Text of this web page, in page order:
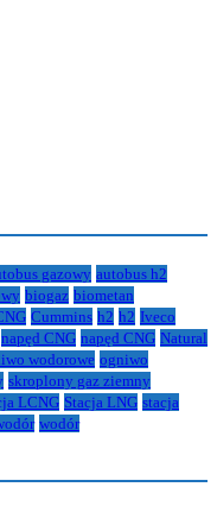
gazowy autobus h2
biogaz biometan
Cummins h2 h2 Iveco
napęd CNG napęd CNG Natural
wodorowe ogniwo
skroplony gaz ziemny
LCNG Stacja LNG stacja
wodór